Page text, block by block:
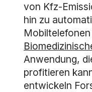
von Kfz-
hin zu
Anwendung,
profitieren
entwickeln